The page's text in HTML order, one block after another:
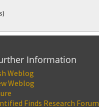
Information
Weblog
Weblog
Finds Research Forum